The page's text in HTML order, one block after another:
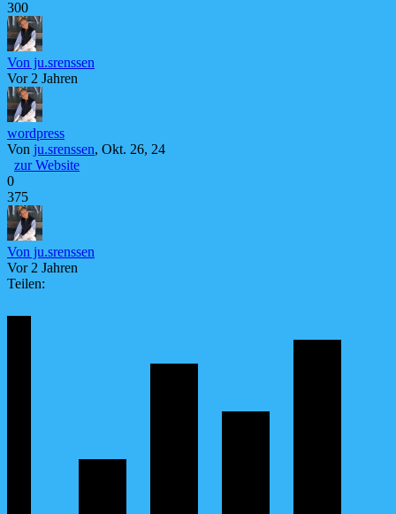
300
Von ju.srenssen
Vor 2 Jahren
wordpress
Von ju.srenssen, Okt. 26, 24
zur Website
0
375
Von ju.srenssen
Vor 2 Jahren
Teilen: